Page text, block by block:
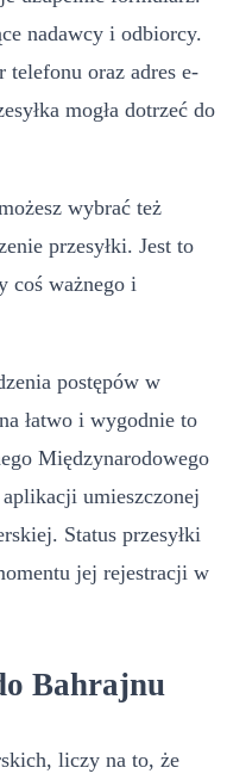
nadawcy i odbiorcy.
oraz adres e-
mogła dotrzeć do
wybrać też
przesyłki. Jest to
coś ważnego i
postępów w
łatwo i wygodnie to
Międzynarodowego
umieszczonej
Status przesyłki
jej rejestracji w
Bahrajnu
liczy na to, że